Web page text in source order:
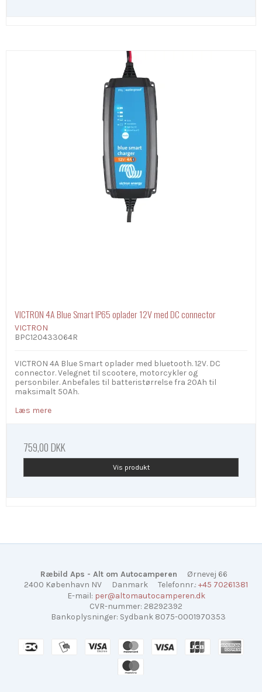
VICTRON 4A Blue Smart IP65 oplader 12V med DC connector
VICTRON
BPC120433064R
VICTRON 4A Blue Smart oplader med bluetooth. 12V. DC
connector. Velegnet til scootere, motorcykler og
personbiler. Anbefales til batteristørrelse fra 20Ah til
maksimalt 50Ah.
Læs mere
759,00 DKK
Vis produkt
Ræbild Aps - Alt om Autocamperen
Ørnevej 66
2400 København NV
Danmark Telefonnr.: +45 70261381
E-mail: per@altomautocamperen.dk
CVR-nummer: 28292392
Bankoplysninger: Sydbank 8075-0001970353